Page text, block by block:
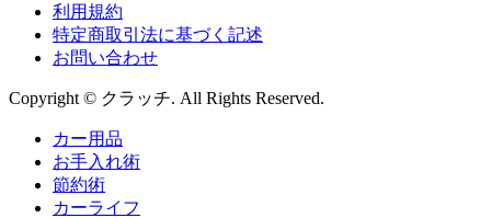
利用規約
特定商取引法に基づく記述
お問い合わせ
Copyright © クラッチ. All Rights Reserved.
カー用品
お手入れ術
節約術
カーライフ